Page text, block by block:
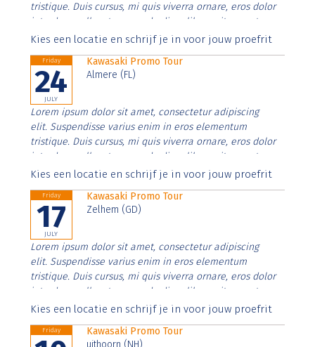
tristique. Duis cursus, mi quis viverra ornare, eros dolor
interdum nulla, ut commodo diam libero vitae erat.
Aenean faucibus nibh et justo cursus id rutrum lorem
Kies een locatie en schrijf je in voor jouw proefrit
Friday
24
JULY
Kawasaki Promo Tour
Almere (FL)
Lorem ipsum dolor sit amet, consectetur adipiscing
elit. Suspendisse varius enim in eros elementum
tristique. Duis cursus, mi quis viverra ornare, eros dolor
interdum nulla, ut commodo diam libero vitae erat.
Aenean faucibus nibh et justo cursus id rutrum lorem
Kies een locatie en schrijf je in voor jouw proefrit
Friday
17
JULY
Kawasaki Promo Tour
Zelhem (GD)
Lorem ipsum dolor sit amet, consectetur adipiscing
elit. Suspendisse varius enim in eros elementum
tristique. Duis cursus, mi quis viverra ornare, eros dolor
interdum nulla, ut commodo diam libero vitae erat.
Aenean faucibus nibh et justo cursus id rutrum lorem
Kies een locatie en schrijf je in voor jouw proefrit
Friday
Kawasaki Promo Tour
uithoorn (NH)